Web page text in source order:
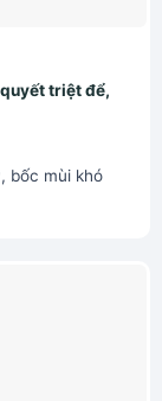
quyết triệt để,
bốc mùi khó